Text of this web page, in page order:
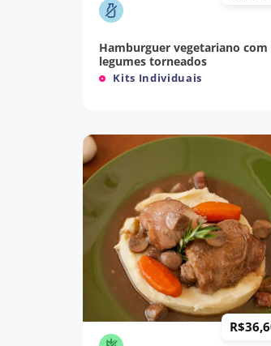
Kits Individuais
Hamburguer vegetariano com
legumes torneados
R$